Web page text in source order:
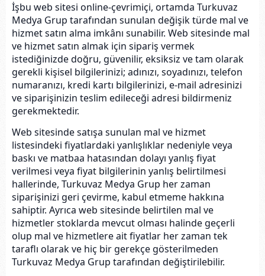
İşbu web sitesi online-çevrimiçi, ortamda Turkuvaz
Medya Grup tarafından sunulan değişik türde mal ve
hizmet satın alma imkânı sunabilir. Web sitesinde mal
ve hizmet satın almak için sipariş vermek
istediğinizde doğru, güvenilir, eksiksiz ve tam olarak
gerekli kişisel bilgilerinizi; adınızı, soyadınızı, telefon
numaranızı, kredi kartı bilgilerinizi, e-mail adresinizi
ve siparişinizin teslim edileceği adresi bildirmeniz
gerekmektedir.
Web sitesinde satışa sunulan mal ve hizmet
listesindeki fiyatlardaki yanlışlıklar nedeniyle veya
baskı ve matbaa hatasından dolayı yanlış fiyat
verilmesi veya fiyat bilgilerinin yanlış belirtilmesi
hallerinde, Turkuvaz Medya Grup her zaman
siparişinizi geri çevirme, kabul etmeme hakkına
sahiptir. Ayrıca web sitesinde belirtilen mal ve
hizmetler stoklarda mevcut olması halinde geçerli
olup mal ve hizmetlere ait fiyatlar her zaman tek
taraflı olarak ve hiç bir gerekçe gösterilmeden
Turkuvaz Medya Grup tarafından değiştirilebilir.